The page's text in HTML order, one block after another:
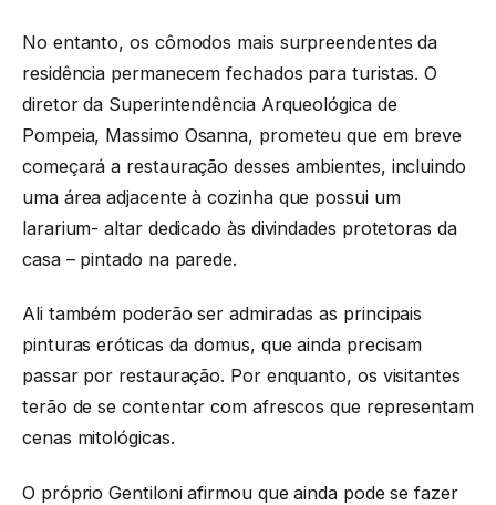
No entanto, os cômodos mais surpreendentes da
residência permanecem fechados para turistas. O
diretor da Superintendência Arqueológica de
Pompeia, Massimo Osanna, prometeu que em breve
começará a restauração desses ambientes, incluindo
uma área adjacente à cozinha que possui um
lararium- altar dedicado às divindades protetoras da
casa – pintado na parede.
Ali também poderão ser admiradas as principais
pinturas eróticas da domus, que ainda precisam
passar por restauração. Por enquanto, os visitantes
terão de se contentar com afrescos que representam
cenas mitológicas.
O próprio Gentiloni afirmou que ainda pode se fazer